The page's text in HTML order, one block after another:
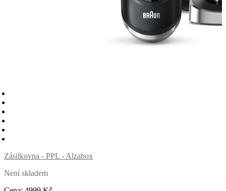
Zásilkovna - PPL - Alzabox
Není skladem